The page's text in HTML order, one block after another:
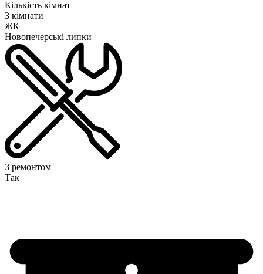
Кількість кімнат
3 кімнати
ЖК
Новопечерські липки
З ремонтом
Так